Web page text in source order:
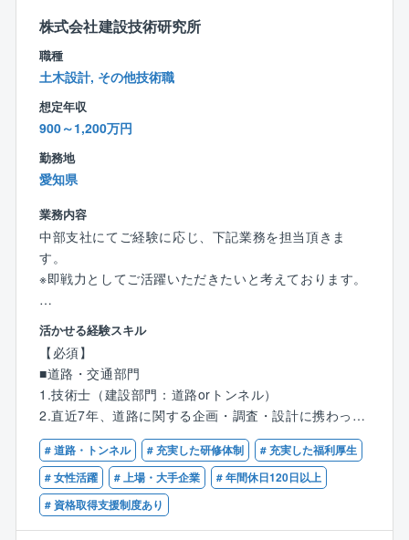
株式会社建設技術研究所
職種
土木設計, その他技術職
想定年収
900～1,200万円
勤務地
愛知県
業務内容
中部支社にてご経験に応じ、下記業務を担当頂きま
す。
※即戦力としてご活躍いただきたいと考えております。
市民の生活や産業に不可欠なインフラである道路。
安全・快適に走行できる道路・構造物計画・設計、地
域活性化や社会の生産性向上に資する交通計画・交通
運用、利用者の利便性・安全性・環境との調和・景
観・コスト縮減に配慮した最適な橋梁やトンネルの計
画・設計、長寿命化や維持管理の計画を提案します。
〇実態調査に基づく交通分析、将来交通量推計、整備
効果や経済波及効果の評価に基づく道路計画・事業評
価
〇土工、橋梁、トンネルなど道路を形成する構造物の
活かせる経験スキル
【必須】
■道路・交通部門
1.技術士（建設部門：道路orトンネル）
2.直近7年、道路に関する企画・調査・設計に携わった
経験、または意欲のある方
3.道路設計実務経験者、道路・トンネル設計における
施工管理の経験
4.交通経済・交通計画、物流・港湾、システム設計の
経験
# 道路・トンネル # 充実した研修体制
# 充実した福利厚生
# 女性活躍
# 上場・大手企業
# 年間休日120日以上
# 資格取得支援制度あり